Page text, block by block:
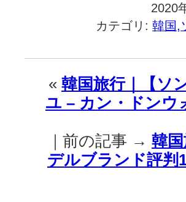
2020
カテゴリ: 韓国,
« 韓国旅行｜【ソ
ユ – カン・ドンウ
｜前の記事 → 韓
デルブランド評判